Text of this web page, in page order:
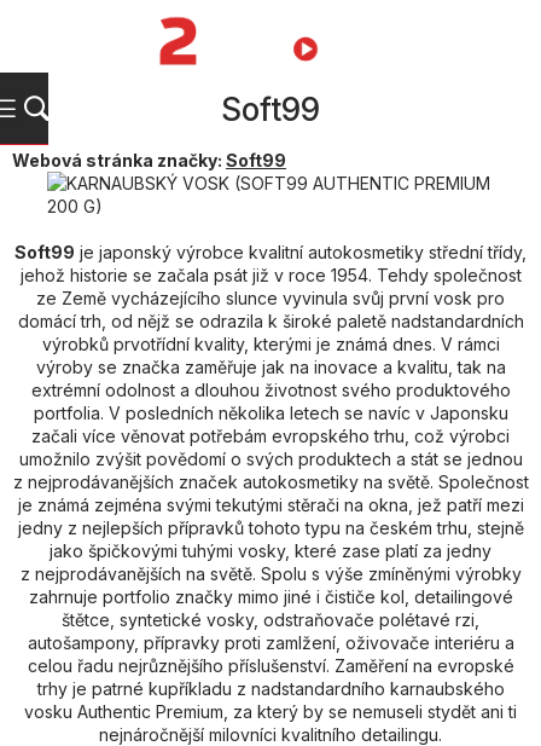
Soft99
Webová stránka značky: Soft99
Soft99 je japonský výrobce kvalitní autokosmetiky střední třídy,
jehož historie se začala psát již v roce 1954. Tehdy společnost
ze Země vycházejícího slunce vyvinula svůj první vosk pro
domácí trh, od nějž se odrazila k široké paletě nadstandardních
výrobků prvotřídní kvality, kterými je známá dnes. V rámci
výroby se značka zaměřuje jak na inovace a kvalitu, tak na
extrémní odolnost a dlouhou životnost svého produktového
portfolia. V posledních několika letech se navíc v Japonsku
začali více věnovat potřebám evropského trhu, což výrobci
umožnilo zvýšit povědomí o svých produktech a stát se jednou
z nejprodávanějších značek autokosmetiky na světě. Společnost
je známá zejména svými tekutými stěrači na okna, jež patří mezi
jedny z nejlepších přípravků tohoto typu na českém trhu, stejně
jako špičkovými tuhými vosky, které zase platí za jedny
z nejprodávanějších na světě. Spolu s výše zmíněnými výrobky
zahrnuje portfolio značky mimo jiné i čističe kol, detailingové
štětce, syntetické vosky, odstraňovače polétavé rzi,
autošampony, přípravky proti zamlžení, oživovače interiéru a
celou řadu nejrůznějšího příslušenství. Zaměření na evropské
trhy je patrné kupříkladu z nadstandardního karnaubského
vosku Authentic Premium, za který by se nemuseli stydět ani ti
nejnáročnější milovníci kvalitního detailingu.